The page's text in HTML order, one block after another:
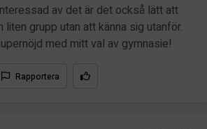
av det är det också lätt att
liten grupp utan att känna sig utanför.
med mitt val av gymnasie!
Rapportera